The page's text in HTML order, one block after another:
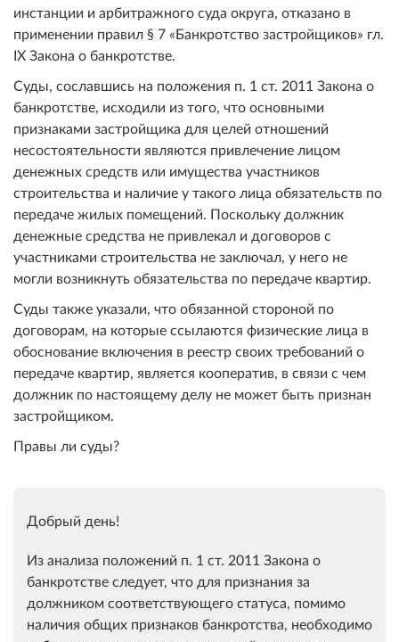
инстанции и арбитражного суда округа, отказано в
применении правил § 7 «Банкротство застройщиков» гл.
IX Закона о банкротстве.
Суды, сославшись на положения п. 1 ст. 2011 Закона о
банкротстве, исходили из того, что основными
признаками застройщика для целей отношений
несостоятельности являются привлечение лицом
денежных средств или имущества участников
строительства и наличие у такого лица обязательств по
передаче жилых помещений. Поскольку должник
денежные средства не привлекал и договоров с
участниками строительства не заключал, у него не
могли возникнуть обязательства по передаче квартир.
Суды также указали, что обязанной стороной по
договорам, на которые ссылаются физические лица в
обоснование включения в реестр своих требований о
передаче квартир, является кооператив, в связи с чем
должник по настоящему делу не может быть признан
застройщиком.
Правы ли суды?
Добрый день!
Из анализа положений п. 1 ст. 2011 Закона о
банкротстве следует, что для признания за
должником соответствующего статуса, помимо
наличия общих признаков банкротства, необходимо